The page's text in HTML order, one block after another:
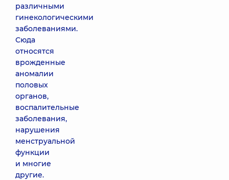
различными
гинекологическими
заболеваниями.
Сюда
относятся
врожденные
аномалии
половых
органов,
воспалительные
заболевания,
нарушения
менструальной
функции
и многие
другие.